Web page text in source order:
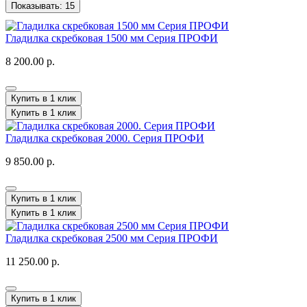
Показывать: 15
Гладилка скребковая 1500 мм Серия ПРОФИ
8 200.00 р.
Купить в 1 клик
Купить в 1 клик
Гладилка скребковая 2000. Серия ПРОФИ
9 850.00 р.
Купить в 1 клик
Купить в 1 клик
Гладилка скребковая 2500 мм Серия ПРОФИ
11 250.00 р.
Купить в 1 клик